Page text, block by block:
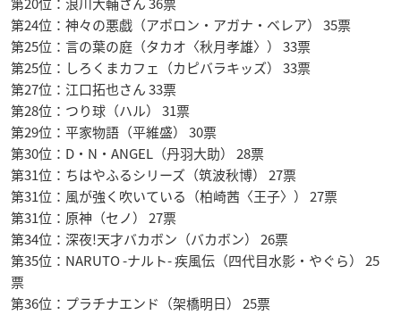
第20位：浪川大輔さん 36票
第24位：神々の悪戯（アポロン・アガナ・ベレア） 35票
第25位：言の葉の庭（タカオ〈秋月孝雄〉） 33票
第25位：しろくまカフェ（カピバラキッズ） 33票
第27位：江口拓也さん 33票
第28位：つり球（ハル） 31票
第29位：平家物語（平維盛） 30票
第30位：D・N・ANGEL（丹羽大助） 28票
第31位：ちはやふるシリーズ（筑波秋博） 27票
第31位：風が強く吹いている（柏崎茜〈王子〉） 27票
第31位：原神（セノ） 27票
第34位：深夜!天才バカボン（バカボン） 26票
第35位：NARUTO -ナルト- 疾風伝（四代目水影・やぐら） 25
票
第36位：プラチナエンド（架橋明日） 25票